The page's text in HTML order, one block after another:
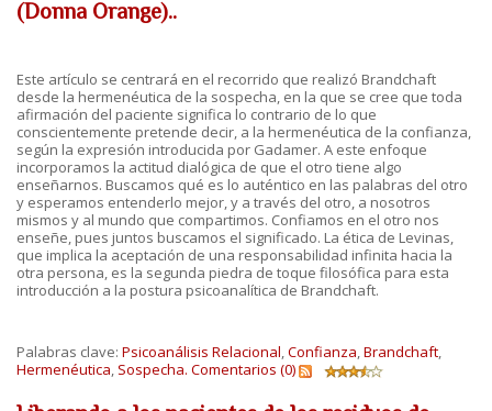
(Donna Orange)..
Este artículo se centrará en el recorrido que realizó Brandchaft
desde la hermenéutica de la sospecha, en la que se cree que toda
afirmación del paciente significa lo contrario de lo que
conscientemente pretende decir, a la hermenéutica de la confianza,
según la expresión introducida por Gadamer. A este enfoque
incorporamos la actitud dialógica de que el otro tiene algo
enseñarnos. Buscamos qué es lo auténtico en las palabras del otro
y esperamos entenderlo mejor, y a través del otro, a nosotros
mismos y al mundo que compartimos. Confiamos en el otro nos
enseñe, pues juntos buscamos el significado. La ética de Levinas,
que implica la aceptación de una responsabilidad infinita hacia la
otra persona, es la segunda piedra de toque filosófica para esta
introducción a la postura psicoanalítica de Brandchaft.
Palabras clave: Psicoanálisis Relacional,Confianza,Brandchaft,
Hermenéutica, Sospecha. Comentarios (0)